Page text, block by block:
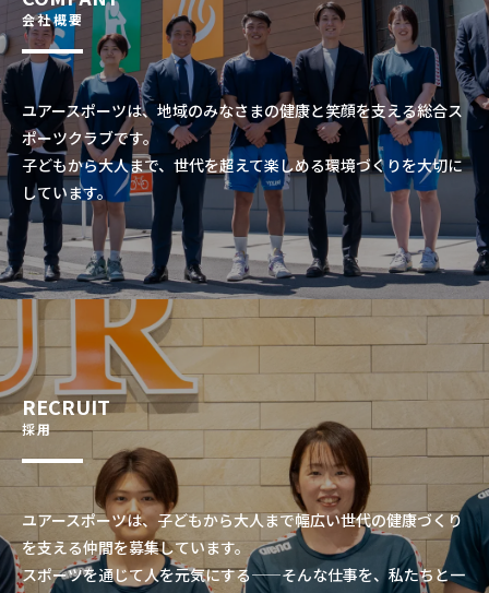
会社概要
ユアースポーツは、地域のみなさまの健康と笑顔を支える総合ス
ポーツクラブです。
子どもから大人まで、世代を超えて楽しめる環境づくりを大切に
しています。
RECRUIT
採用
ユアースポーツは、子どもから大人まで幅広い世代の健康づくり
を支える仲間を募集しています。
スポーツを通じて人を元気にする——そんな仕事を、私たちと一